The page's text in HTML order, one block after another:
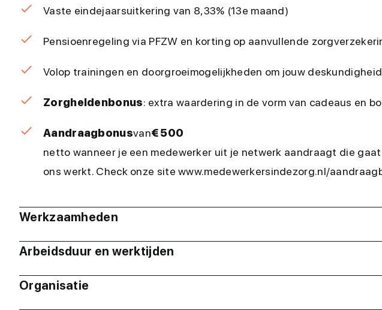
Vaste eindejaarsuitkering van 8,33% (13e maand)
Pensioenregeling via PFZW en korting op aanvullende
Volop trainingen en doorgroeimogelijkheden om jouw
Zorgheldenbonus: extra waardering in de vorm van cadeaus en
Aandraagbonusvan€ 500
netto wanneer je een medewerker uit je netwerk aandraagt die
ons werkt. Check onze site www.medewerkersindezorg.nl/
Werkzaamheden
Arbeidsduur en werktijden
Organisatie